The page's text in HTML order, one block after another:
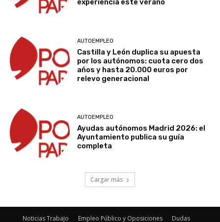
experiencia este verano
AUTOEMPLEO
Castilla y León duplica su apuesta
por los autónomos: cuota cero dos
años y hasta 20.000 euros por
relevo generacional
AUTOEMPLEO
Ayudas autónomos Madrid 2026: el
Ayuntamiento publica su guía
completa
Cargar más
Noticias Trabajo Empleo Público y Oposiciones Dudas